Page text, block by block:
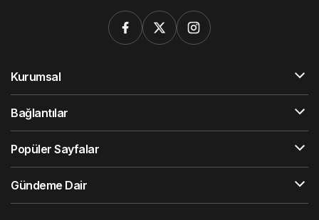
Kurumsal
Bağlantılar
Popüler Sayfalar
Gündeme Dair